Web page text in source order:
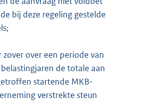
bij deze regeling gestelde
zover over een periode van
de totale aan
startende MKB-
verstrekte steun